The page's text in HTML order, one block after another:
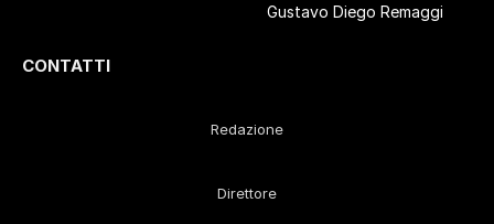
Gustavo Diego Remaggi
CONTATTI
Redazione
Direttore